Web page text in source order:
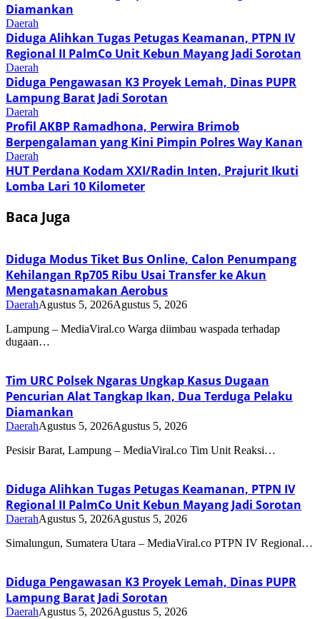
Diamankan
Daerah
Diduga Alihkan Tugas Petugas Keamanan, PTPN IV
Regional II PalmCo Unit Kebun Mayang Jadi Sorotan
Daerah
Diduga Pengawasan K3 Proyek Lemah, Dinas PUPR
Lampung Barat Jadi Sorotan
Daerah
Profil AKBP Ramadhona, Perwira Brimob
Berpengalaman yang Kini Pimpin Polres Way Kanan
Daerah
HUT Perdana Kodam XXI/Radin Inten, Prajurit Ikuti
Lomba Lari 10 Kilometer
Baca Juga
Diduga Modus Tiket Bus Online, Calon Penumpang
Kehilangan Rp705 Ribu Usai Transfer ke Akun
Mengatasnamakan Aerobus
DaerahAgustus 5, 2026Agustus 5, 2026
Lampung – MediaViral.co Warga diimbau waspada terhadap
dugaan…
Tim URC Polsek Ngaras Ungkap Kasus Dugaan
Pencurian Alat Tangkap Ikan, Dua Terduga Pelaku
Diamankan
DaerahAgustus 5, 2026Agustus 5, 2026
Pesisir Barat, Lampung – MediaViral.co Tim Unit Reaksi…
Diduga Alihkan Tugas Petugas Keamanan, PTPN IV
Regional II PalmCo Unit Kebun Mayang Jadi Sorotan
DaerahAgustus 5, 2026Agustus 5, 2026
Simalungun, Sumatera Utara – MediaViral.co PTPN IV Regional…
Diduga Pengawasan K3 Proyek Lemah, Dinas PUPR
Lampung Barat Jadi Sorotan
DaerahAgustus 5, 2026Agustus 5, 2026